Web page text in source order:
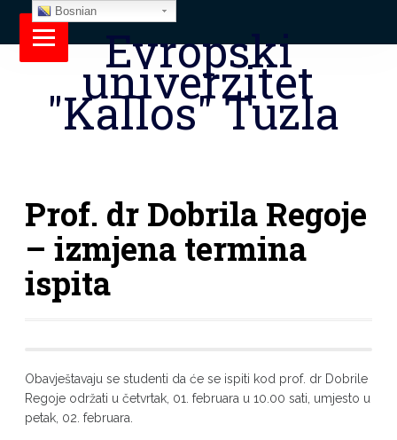
Evropski
univerzitet
"Kallos" Tuzla
Prof. dr Dobrila Regoje
– izmjena termina
ispita
Obavještavaju se studenti da će se ispiti kod prof. dr Dobrile
Regoje održati u četvrtak, 01. februara u 10.00 sati, umjesto u
petak, 02. februara.
Bosnian